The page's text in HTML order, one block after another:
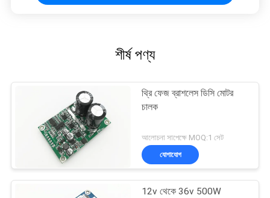
শীর্ষ পণ্য
থ্রি ফেজ ব্রাশলেস ডিসি মোটর
চালক
আলোচনা সাপেক্ষে MOQ:1 সেট
যোগাযোগ
12v থেকে 36v 500W